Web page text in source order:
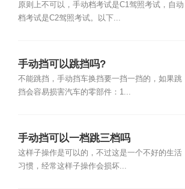
原则上不可以，手动档考试是C1驾照考试，自动
档考试是C2驾照考试。以下...
手动挡可以跳挡吗?
不能跳挡，手动挡车换挡要一挡一挡的，如果跳
挡会容易损害汽车的零部件：1...
手动挡可以一档跳三档吗
这样子操作是可以的，不过这是一个不好的生活
习惯，经常这样子操作会损坏...